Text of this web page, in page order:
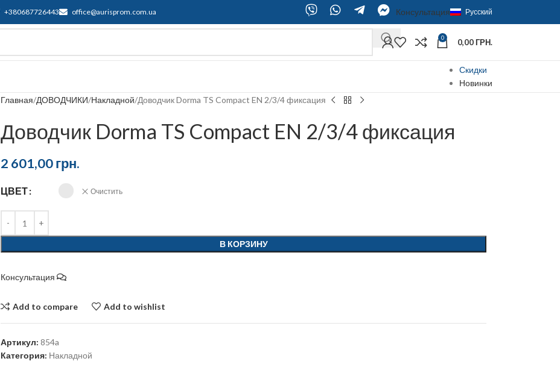
+380687726443 office@aurisprom.com.ua Консультация Русский
0 0,00ГРН.
Скидки
Новинки
Главная ДОВОДЧИКИ Накладной Доводчик Dorma TS Compact EN 2/3/4 фиксация
Доводчик Dorma TS Compact EN 2/3/4 фиксация
2 601,00грн.
ЦВЕТ Очистить
В КОРЗИНУ
Консультация
Add to compare Add to wishlist
Артикул:854a
Категория: Накладной